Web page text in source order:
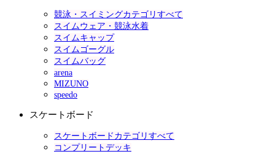
競泳・スイミングカテゴリすべて
スイムウェア・競泳水着
スイムキャップ
スイムゴーグル
スイムバッグ
arena
MIZUNO
speedo
スケートボード
スケートボードカテゴリすべて
コンプリートデッキ